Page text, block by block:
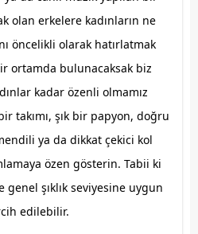
olan erkelere kadınların ne
öncelikli olarak hatırlatmak
ortamda bulunacaksak biz
kadar özenli olmamız
takımı, şık bir papyon, doğru
ya da dikkat çekici kol
özen gösterin. Tabii ki
genel şıklık seviyesine uygun
edilebilir.